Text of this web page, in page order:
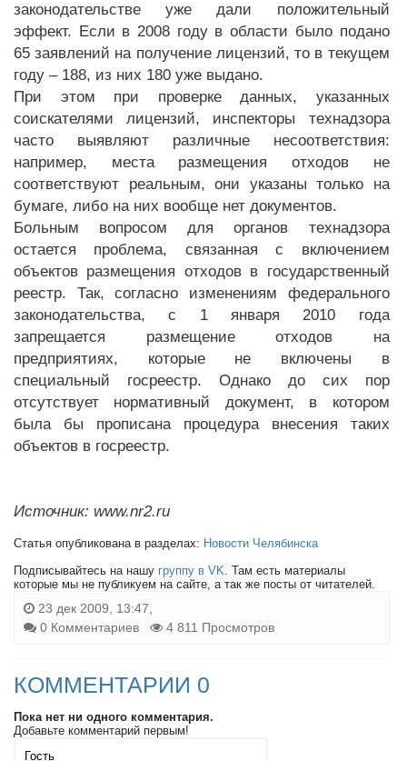
законодательстве уже дали положительный
эффект. Если в 2008 году в области было подано
65 заявлений на получение лицензий, то в текущем
году – 188, из них 180 уже выдано.
При этом при проверке данных, указанных
соискателями лицензий, инспекторы технадзора
часто выявляют различные несоответствия:
например, места размещения отходов не
соответствуют реальным, они указаны только на
бумаге, либо на них вообще нет документов.
Больным вопросом для органов технадзора
остается проблема, связанная с включением
объектов размещения отходов в государственный
реестр. Так, согласно изменениям федерального
законодательства, с 1 января 2010 года
запрещается размещение отходов на
предприятиях, которые не включены в
специальный госреестр. Однако до сих пор
отсутствует нормативный документ, в котором
была бы прописана процедура внесения таких
объектов в госреестр.
Источник: www.nr2.ru
Статья опубликована в разделах: Новости Челябинска
Подписывайтесь на нашу группу в VK. Там есть материалы
которые мы не публикуем на сайте, а так же посты от читателей.
23 дек 2009, 13:47,
0 Комментариев
4 811 Просмотров
КОММЕНТАРИИ 0
Пока нет ни одного комментария.
Добавьте комментарий первым!